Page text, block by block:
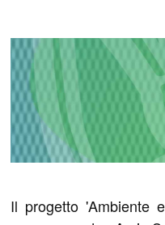
Il progetto 'Ambiente